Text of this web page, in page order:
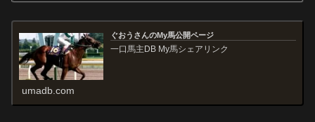
ぐおうさんのMy馬公開ページ
一口馬主DB My馬シェアリンク
umadb.com